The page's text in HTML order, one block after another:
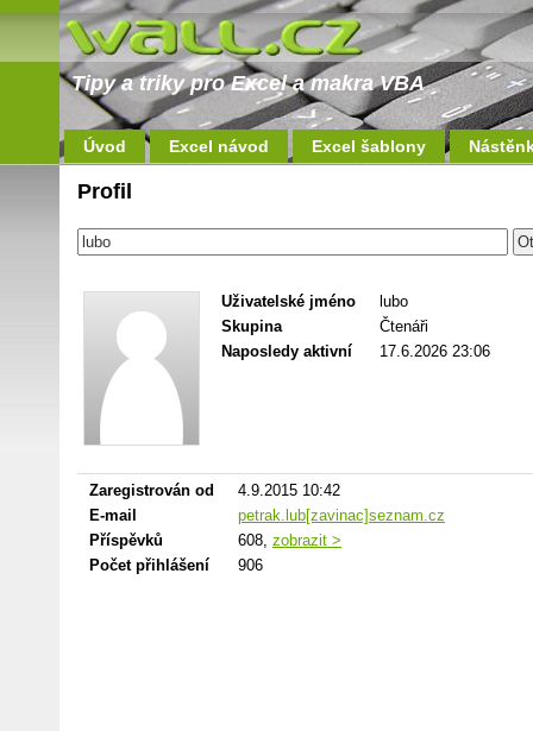
Tipy a triky pro Excel a makra VBA
Úvod Excel návod Excel šablony
Profil
Uživatelské jméno
lubo
Skupina
Čtenáři
Naposledy aktivní
17.6.2026 23:06
Zaregistrován od
4.9.2015 10:42
E-mail
petrak.lub[zavinac]seznam.cz
Příspěvků
608, zobrazit >
Počet přihlášení
906